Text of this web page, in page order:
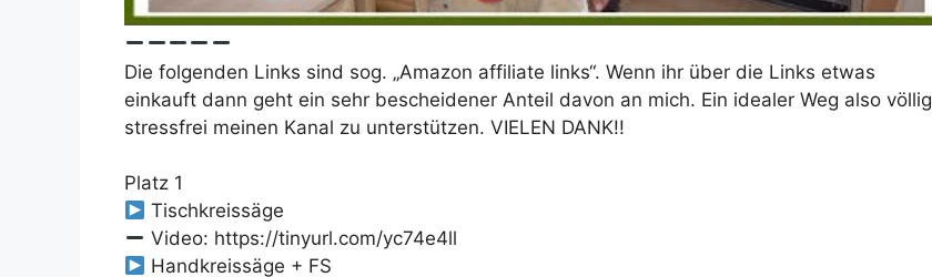
Die folgenden Links sind sog. „Amazon affiliate links“. Wenn ihr über die Links etwas
einkauft dann geht ein sehr bescheidener Anteil davon an mich. Ein idealer Weg also völlig
stressfrei meinen Kanal zu unterstützen. VIELEN DANK!!
Platz 1
Tischkreissäge
Video: https://tinyurl.com/yc74e4ll
Handkreissäge + FS